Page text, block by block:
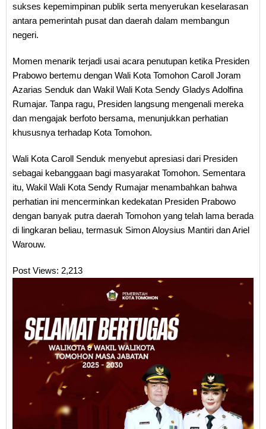
sukses kepemimpinan publik serta menyerukan keselarasan
antara pemerintah pusat dan daerah dalam membangun
negeri.
Momen menarik terjadi usai acara penutupan ketika Presiden
Prabowo bertemu dengan Wali Kota Tomohon Caroll Joram
Azarias Senduk dan Wakil Wali Kota Sendy Gladys Adolfina
Rumajar. Tanpa ragu, Presiden langsung mengenali mereka
dan mengajak berfoto bersama, menunjukkan perhatian
khususnya terhadap Kota Tomohon.
Wali Kota Caroll Senduk menyebut apresiasi dari Presiden
sebagai kebanggaan bagi masyarakat Tomohon. Sementara
itu, Wakil Wali Kota Sendy Rumajar menambahkan bahwa
perhatian ini mencerminkan kedekatan Presiden Prabowo
dengan banyak putra daerah Tomohon yang telah lama berada
di lingkaran beliau, termasuk Simon Aloysius Mantiri dan Ariel
Warouw.
Post Views: 2,213